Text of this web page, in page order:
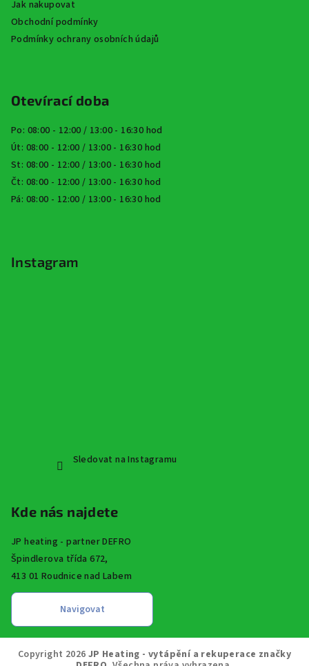
Jak nakupovat
Obchodní podmínky
Podmínky ochrany osobních údajů
Otevírací doba
Po: 08:00 - 12:00 / 13:00 - 16:30 hod
Út: 08:00 - 12:00 / 13:00 - 16:30 hod
St: 08:00 - 12:00 / 13:00 - 16:30 hod
Čt: 08:00 - 12:00 / 13:00 - 16:30 hod
Pá: 08:00 - 12:00 / 13:00 - 16:30 hod
Instagram
Sledovat na Instagramu
Kde nás najdete
JP heating - partner DEFRO
Špindlerova třída 672,
413 01 Roudnice nad Labem
Copyright 2026 JP Heating - vytápění a rekuperace značky